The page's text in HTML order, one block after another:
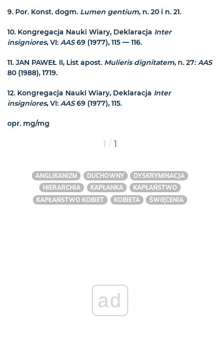
9. Por. Konst. dogm. Lumen gentium, n. 20 i n. 21.
10. Kongregacja Nauki Wiary, Deklaracja Inter
insigniores, VI: AAS69 (1977), 115 — 116.
11. JAN PAWEŁ II, List apost. Mulieris dignitatem, n. 27: AAS
80 (1988), 1719.
12. Kongregacja Nauki Wiary, Deklaracja Inter
insigniores, VI: AAS69 (1977), 115.
opr. mg/mg
1 / 1
ANGLIKANIZM DUCHOWNY
DYSKRYMINACJA
HIERARCHIA
KAPŁANKA
KAPŁAŃSTWO
KAPŁAŃSTWO KOBIET
KOBIETA ŚWIĘCENIA
ad